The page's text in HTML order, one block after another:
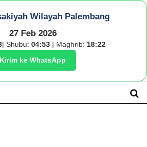
Wilayah Palembang
27 Feb 2026
| Shubu: 04:53 | Maghrib: 18:22
Kirim ke WhatsApp